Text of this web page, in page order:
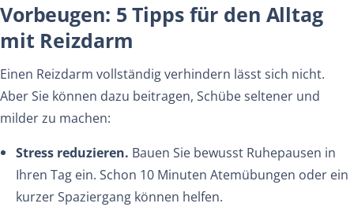
Vorbeugen: 5 Tipps für den Alltag
mit Reizdarm
Einen Reizdarm vollständig verhindern lässt sich nicht.
Aber Sie können dazu beitragen, Schübe seltener und
milder zu machen:
Stress reduzieren. Bauen Sie bewusst Ruhepausen in
Ihren Tag ein. Schon 10 Minuten Atemübungen oder ein
kurzer Spaziergang können helfen.